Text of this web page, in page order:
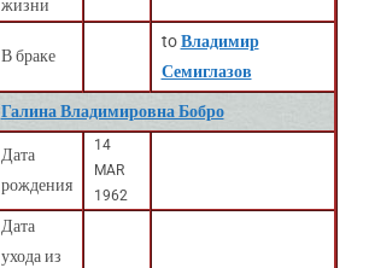
жизни
В браке
toВладимир
Семиглазов
Галина Владимировна Бобро
Дата
рождения
14
MAR
1962
Дата
ухода из